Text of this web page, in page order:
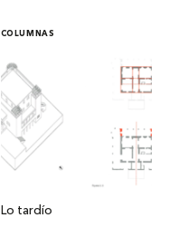
COLUMNAS
Lo tardío